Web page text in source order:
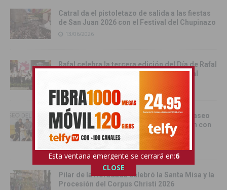
Catral da el pistoletazo de salida a las fiestas
de San Juan 2026 con el Festival del Chupinazo
13/06/2026
Rafal celebra la tercera edición del Día de Rafal
con historia, cultura y convivencia vecinal
Torrevieja inaugura el Centro de Ocio ‘Paseo
del Mar’ y recupera su histórica conexión con
el Mediterráneo
12/06/2026
Pilar de la Horadada celebró la Santa Misa y la
Procesión del Corpus Christi 2026
Esta ventana emergente se cerrará en:5
CLOSE